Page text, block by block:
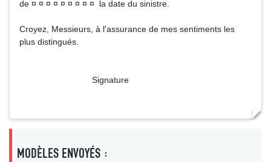
de ¤ ¤ ¤ ¤ ¤ ¤ ¤ ¤ ¤ la date du sinistre.
Croyez, Messieurs, à l'assurance de mes sentiments les
plus distingués.
Signature
MODÈLES ENVOYÉS :